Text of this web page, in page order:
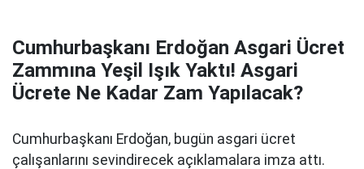
Cumhurbaşkanı Erdoğan Asgari Ücret
Zammına Yeşil Işık Yaktı! Asgari
Ücrete Ne Kadar Zam Yapılacak?
Cumhurbaşkanı Erdoğan, bugün asgari ücret
çalışanlarını sevindirecek açıklamalara imza attı.